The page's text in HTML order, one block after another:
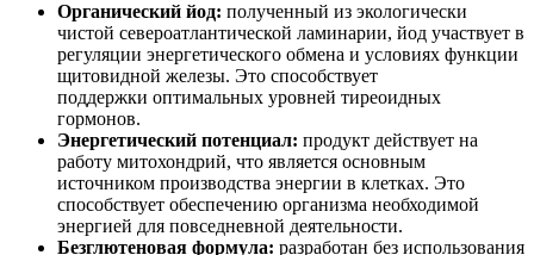
Органический йод: полученный из экологически
чистой североатлантической ламинарии, йод участвует в
регуляции энергетического обмена и условиях функции
щитовидной железы. Это способствует
поддержки оптимальных уровней тиреоидных
гормонов.
Энергетический потенциал: продукт действует на
работу митохондрий, что является основным
источником производства энергии в клетках. Это
способствует обеспечению организма необходимой
энергией для повседневной деятельности.
Безглютеновая формула: разработан без использования